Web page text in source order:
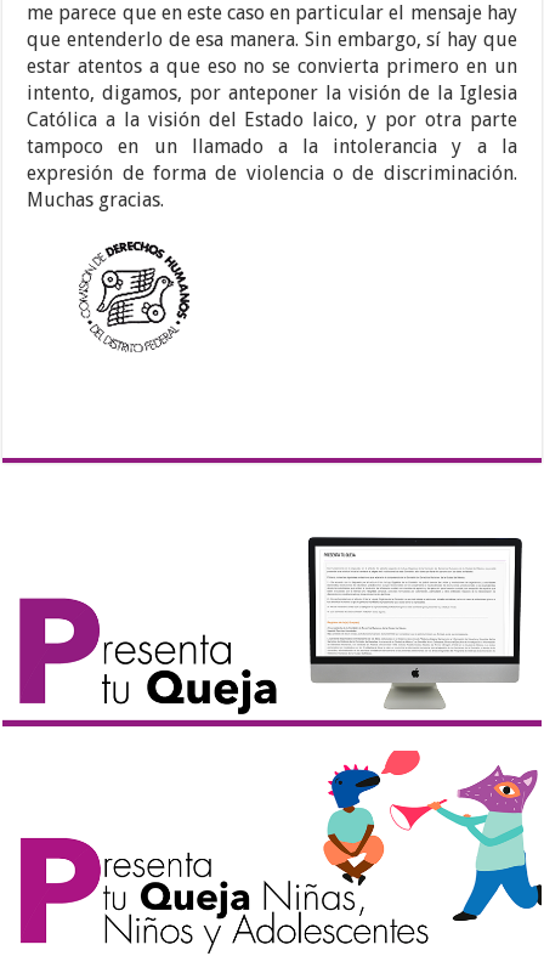
me parece que en este caso en particular el mensaje hay
que entenderlo de esa manera. Sin embargo, sí hay que
estar atentos a que eso no se convierta primero en un
intento, digamos, por anteponer la visión de la Iglesia
Católica a la visión del Estado laico, y por otra parte
tampoco en un llamado a la intolerancia y a la
expresión de forma de violencia o de discriminación.
Muchas gracias.